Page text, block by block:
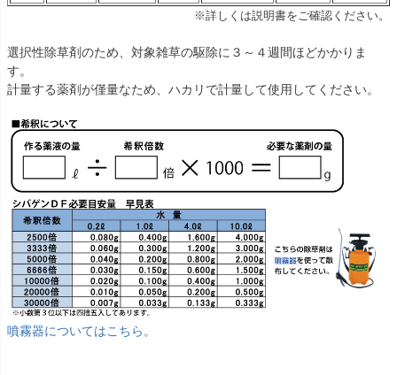
※詳しくは説明書をご確認ください。
選択性除草剤のため、対象雑草の駆除に３～４週間ほどかかりま
す。
計量する薬剤が僅量なため、ハカリで計量して使用してください。
噴霧器についてはこちら。